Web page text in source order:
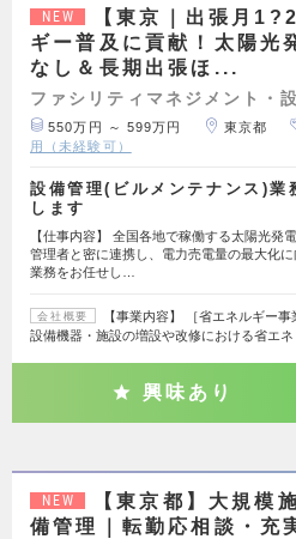
NEW
【東京｜出張月
ギー普及に貢献！太陽光
なし＆長期出張ほ...
ファシリティマネジメント・
550万円 ～ 599万円 東京都
用（未経験可）
設備管理(ビルメンテナンス)業
します
【仕事内容】 全国各地で稼働する太陽光発
管理者と密に連携し、電力売電量の最大化
業務をお任せし…
会社概要
【事業内容】 ［省エネルギー
設備機器・施設の増設や改修における省エ
興味あり
NEW
【東京都】大規模
備管理｜転勤応相談・充